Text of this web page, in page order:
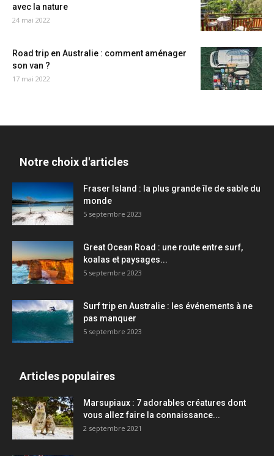
avec la nature
24 mai 2022
Road trip en Australie : comment aménager
son van ?
17 mai 2022
Notre choix d'articles
Fraser Island : la plus grande île de sable du
monde
5 septembre 2023
Great Ocean Road : une route entre surf,
koalas et paysages...
5 septembre 2023
Surf trip en Australie : les événements à ne
pas manquer
5 septembre 2023
Articles populaires
Marsupiaux : 7 adorables créatures dont
vous allez faire la connaissance...
2 septembre 2021